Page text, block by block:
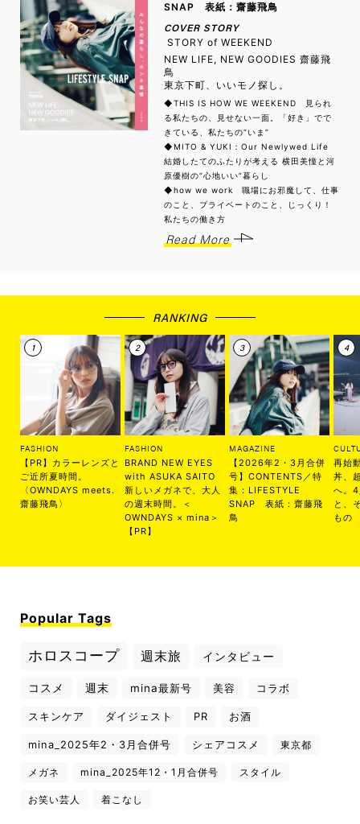
SNAP 表紙：齋藤飛鳥
COVER STORY
STORY of WEEKEND
NEW LIFE, NEW GOODIES 齋藤飛
鳥
東京下町、いいモノ探し。
◆THIS IS HOW WE WEEKEND 見られ
る私たちの、見せない一面。「好き」でで
きている、私たちの“いま”
◆MITO & YUKI：Our Newlywed Life
結婚したてのふたりが考える 横田美憧と河
原優樹の“心地いい”暮らし
◆how we work 職場にお邪魔して、仕事
のこと、プライベートのこと、じっくり！
私たちの働き方
Read More
RANKING
FASHION
【PR】カラーレンズと
ご近所夏時間。
〈OWNDAYS meets.
齋藤飛鳥〉
FASHION
BRAND NEW EYES
with ASUKA SAITO
新しいメガネで、大人
の週末時間。＜
OWNDAYS × mina＞
【PR】
MAGAZINE
【2026年2・3月合併
号】CONTENTS／特
集：LIFESTYLE
SNAP 表紙：齋藤飛
鳥
再始
丼、
へ。
と、
もの
Popular Tags
ホロスコープ 週末旅 インタビュー
コスメ 週末 mina最新号 美容 コラボ
スキンケア ダイジェスト PR お酒
mina_2025年2・3月合併号 シェアコスメ 東京都
メガネ mina_2025年12・1月合併号 スタイル
お笑い芸人 着こなし